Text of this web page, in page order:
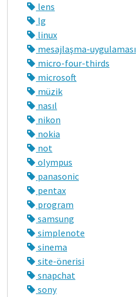
lens
lg
linux
mesajlaşma-uygulaması
micro-four-thirds
microsoft
müzik
nasıl
nikon
nokia
not
olympus
panasonic
pentax
program
samsung
simplenote
sinema
site-önerisi
snapchat
sony